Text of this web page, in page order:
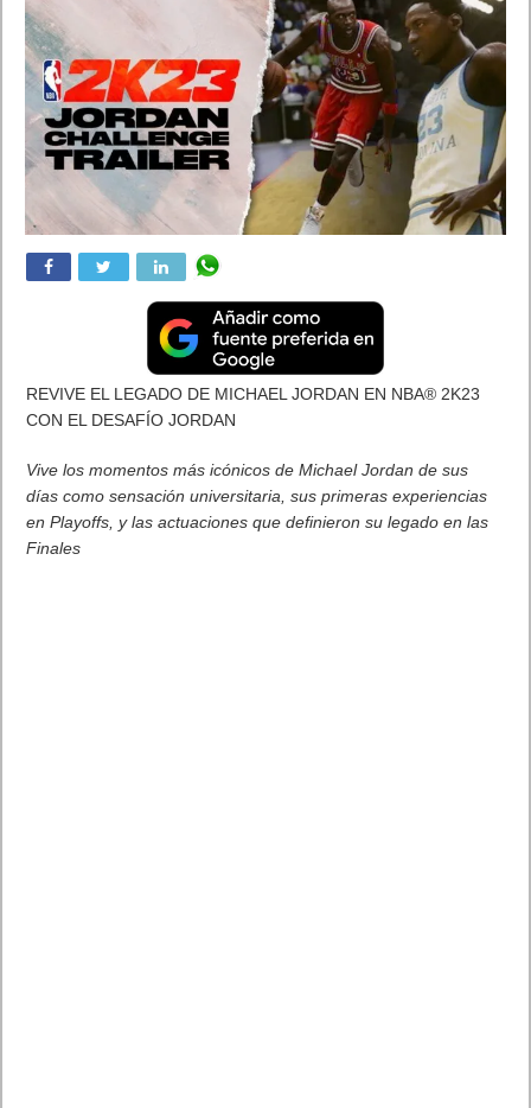
REVIVE EL LEGADO DE MICHAEL JORDAN EN NBA® 2K23
CON EL DESAFÍO JORDAN
Vive los momentos más icónicos de Michael Jordan de sus
días como sensación universitaria, sus primeras experiencias
en Playoffs, y las actuaciones que definieron su legado en las
Finales